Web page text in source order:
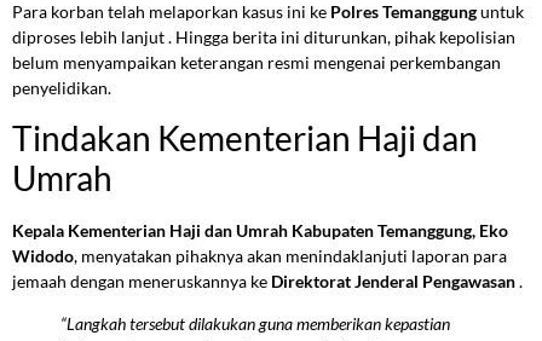
Para korban telah melaporkan kasus ini ke Polres Temanggunguntuk
diproses lebih lanjut . Hingga berita ini diturunkan, pihak kepolisian
belum menyampaikan keterangan resmi mengenai perkembangan
penyelidikan.
Tindakan Kementerian Haji dan
Umrah
Kepala Kementerian Haji dan Umrah Kabupaten Temanggung, Eko
Widodo, menyatakan pihaknya akan menindaklanjuti laporan para
jemaah dengan meneruskannya ke Direktorat Jenderal Pengawasan.
“Langkah tersebut dilakukan guna memberikan kepastian